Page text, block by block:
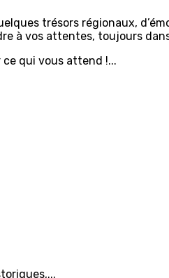
trésors régionaux,
à vos attentes, toujours
qui vous attend !...